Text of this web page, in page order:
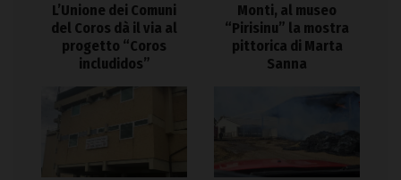
L’Unione dei Comuni
del Coros dà il via al
progetto “Coros
includidos”
Monti, al museo
“Pirisinu” la mostra
pittorica di Marta
Sanna